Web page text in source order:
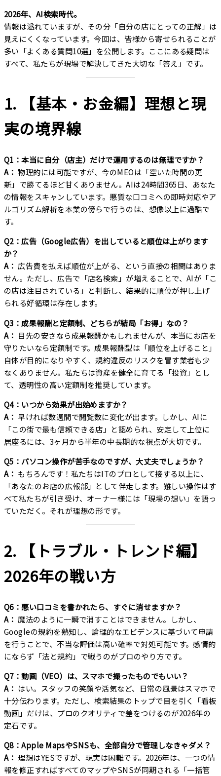
2026年、AI検索時代。
情報は溢れていますが、その分「自分の店にとっての正解」は
見えにくくなっています。今回は、皆様から寄せられることが
多い「よくある質問10選」を公開します。ここにある疑問は
すべて、私たちが現場で解決してきた大切な「答え」です。
1. 【基本・お金編】理想と現
実の境界線
Q1：本当に自分（店主）だけで運用するのは無理ですか？
A： 物理的には可能ですが、今のMEOは「空いた時間の更
新」で勝てるほど甘くありません。AIは24時間365日、あなた
の情報をスキャンしています。悪質な口コミへの即時対応やア
ルゴリズム解析を本業の傍らで行うのは、想像以上に過酷で
す。
Q2：広告（Google広告）を出していると順位は上がります
か？
A： 広告費を払えば順位が上がる、という直接の相関はありま
せん。ただし、広告で「店名検索」が増えることで、AIが「こ
の店は注目されている」と判断し、結果的に順位が押し上げ
られる好循環は存在します。
Q3：成果報酬と定額制、どちらが結局「お得」なの？
A： 目先の安さなら成果報酬かもしれませんが、本当にお店を
守りたいなら定額制です。成果報酬型は「順位を上げること」
自体が目的になりやすく、規約違反のリスクを冒す業者も少
なくありません。私たちは資産を健全に育てる「投資」とし
て、透明性の高い定額制を推奨しています。
Q4：いつから効果が出始めますか？
A： 早ければ数週間で閲覧数に変化が出ます。しかし、AIに
「この街で最も信頼できる店」と認められ、安定して上位に
居座るには、3ヶ月から半年の中長期的な視点が大切です。
Q5：パソコン操作が苦手なのですが、大丈夫でしょうか？
A： もちろんです！私たちはITのプロとして接する以上に、
「あなたのお店の広報部」として伴走します。難しい操作はす
べて私たちが引き受け、オーナー様には「現場の想い」を語っ
ていただく。それが理想の形です。
2. 【トラブル・トレンド編】
2026年の戦い方
Q6：悪い口コミを書かれたら、すぐに消せますか？
A： 魔法のように一瞬で消すことはできません。しかし、
Googleの規約を熟知し、論理的なエビデンスに基づいて申請
を行うことで、不当な評価は高い確率で対処可能です。感情的
にならず「法と規約」で戦うのがプロのやり方です。
Q7：動画（VEO）は、スマホで撮ったものでもいい？
A： はい。スタッフの笑顔や活気など、日常の風景はスマホで
十分伝わります。ただし、検索結果のトップで目を引く「看板
動画」だけは、プロのクオリティで差をつけるのが2026年の
定石です。
Q8：Apple MapsやSNSも、全部自分で管理しなきゃダメ？
A： 理想はYESですが、現実は困難です。2026年は、一つの情
報を修正すればすべてのマップやSNSが同期される「一括管